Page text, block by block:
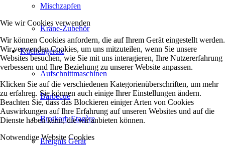
Mischzapfen
Kräne-Zubehör
Küchengeräte
Aufschnittmaschinen
Barbecue
Brotkorb Etagère
Ereignis Gerät
Wie wir Cookies verwenden
Wir können Cookies anfordern, die auf Ihrem Gerät eingestellt werden.
Wir verwenden Cookies, um uns mitzuteilen, wenn Sie unsere
Websites besuchen, wie Sie mit uns interagieren, Ihre Nutzererfahrung
verbessern und Ihre Beziehung zu unserer Website anpassen.
Klicken Sie auf die verschiedenen Kategorienüberschriften, um mehr
zu erfahren. Sie können auch einige Ihrer Einstellungen ändern.
Beachten Sie, dass das Blockieren einiger Arten von Cookies
Auswirkungen auf Ihre Erfahrung auf unseren Websites und auf die
Dienste haben kann, die wir anbieten können.
Notwendige Website Cookies